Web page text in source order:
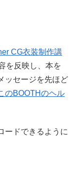
CG衣装制作講
を反映し、本を
ッセージを先ほど
のBOOTHのヘル
ードできるように